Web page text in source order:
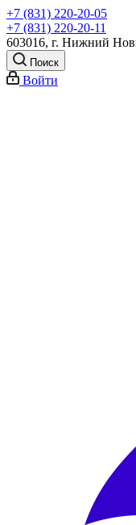
+7 (831) 220-20-05
+7 (831) 220-20-11
603016, г. Нижний
Поиск
Войти